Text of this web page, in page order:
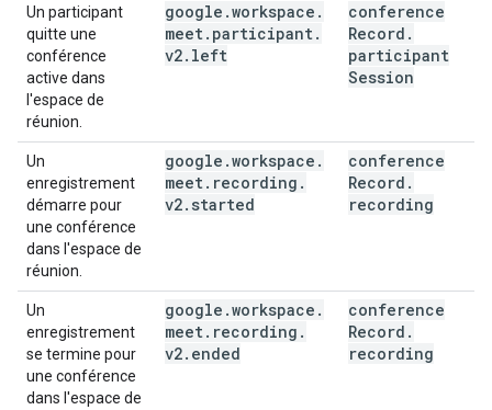
Un participant
quitte une
conférence
active dans
l'espace de
réunion.
google .workspace .
meet. participant.
v2. left
conference
Record .
participant
Session
Un
enregistrement
démarre pour
une conférence
dans l'espace de
réunion.
google .workspace .
meet. recording .
v2. started
conference
Record .
recording
Un
enregistrement
se termine pour
une conférence
dans l'espace de
google .workspace .
meet. recording .
v2. ended
conference
Record .
recording